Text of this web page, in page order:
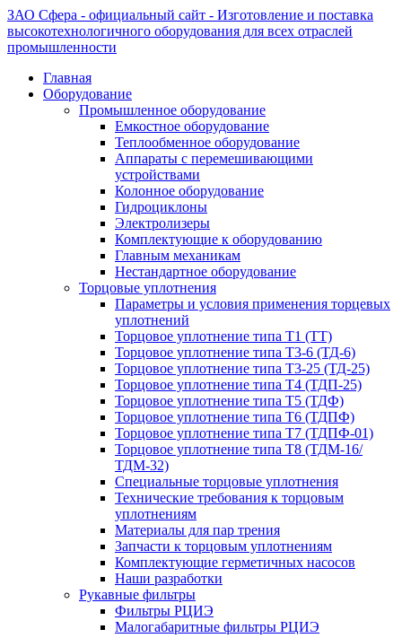
ЗАО Сфера - официальный сайт - Изготовление и поставка
высокотехнологичного оборудования для всех отраслей
промышленности
Главная
Оборудование
Промышленное оборудование
Емкостное оборудование
Теплообменное оборудование
Аппараты с перемешивающими
устройствами
Колонное оборудование
Гидроциклоны
Электролизеры
Комплектующие к оборудованию
Главным механикам
Нестандартное оборудование
Торцовые уплотнения
Параметры и условия применения торцевых
уплотнений
Торцовое уплотнение типа Т1 (ТТ)
Торцовое уплотнение типа Т3-6 (ТД-6)
Торцовое уплотнение типа Т3-25 (ТД-25)
Торцовое уплотнение типа Т4 (ТДП-25)
Торцовое уплотнение типа Т5 (ТДФ)
Торцовое уплотнение типа Т6 (ТДПФ)
Торцовое уплотнение типа Т7 (ТДПФ-01)
Торцовое уплотнение типа Т8 (ТДМ-16/
ТДМ-32)
Специальные торцовые уплотнения
Технические требования к торцовым
уплотнениям
Материалы для пар трения
Запчасти к торцовым уплотнениям
Комплектующие герметичных насосов
Наши разработки
Рукавные фильтры
Фильтры РЦИЭ
Малогабаритные фильтры РЦИЭ